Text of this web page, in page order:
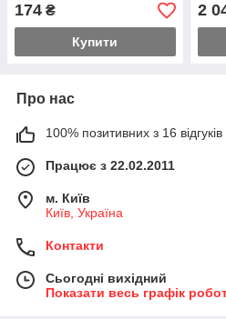
174 ₴
Купити
2
Про нас
100% позитивних з 16 відгуків
Працює з 22.02.2011
м. Київ
Київ, Україна
Контакти
Сьогодні вихідний
Показати весь графік